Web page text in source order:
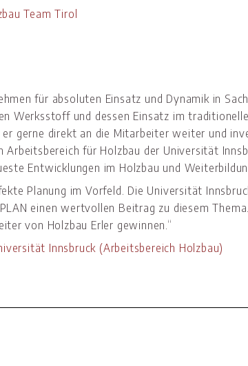
Team Tirol
für absoluten Einsatz und Dynamik in
Werksstoff und dessen Einsatz im
gerne direkt an die Mitarbeiter weiter und
Arbeitsbereich für Holzbau der Universität
Entwicklungen im Holzbau und
Planung im Vorfeld. Die Universität
einen wertvollen Beitrag zu diesem
von Holzbau Erler gewinnen.“
Innsbruck (Arbeitsbereich Holzbau)